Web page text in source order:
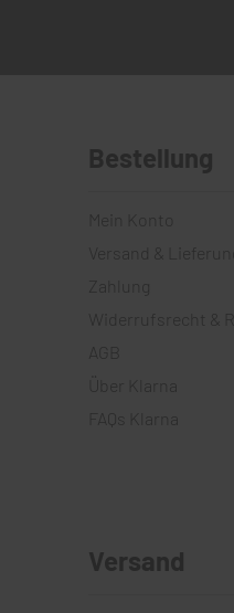
Bestellung
Versand &
Zahlung
Widerrufsrecht &
AGB
FAQs Klarna
Versand